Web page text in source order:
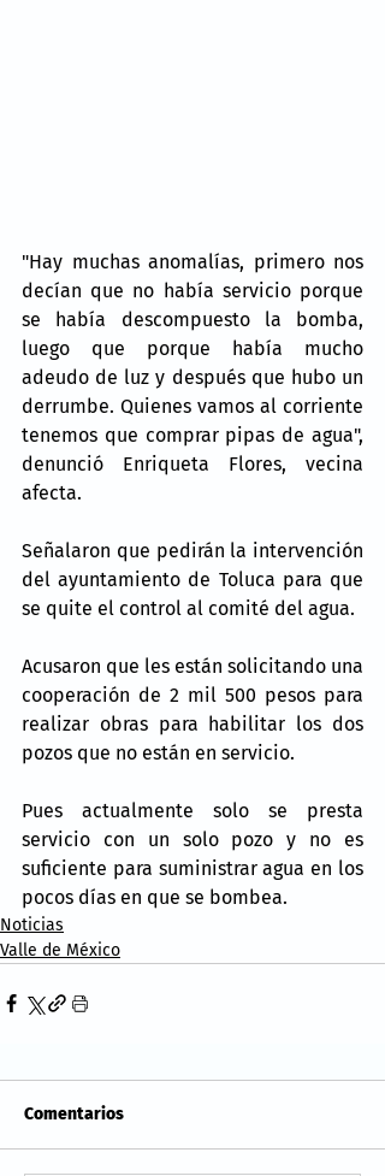
"Hay muchas anomalías, primero nos
decían que no había servicio porque
se había descompuesto la bomba,
luego que porque había mucho
adeudo de luz y después que hubo un
derrumbe. Quienes vamos al corriente
tenemos que comprar pipas de agua",
denunció Enriqueta Flores, vecina
afecta.
Señalaron que pedirán la intervención
del ayuntamiento de Toluca para que
se quite el control al comité del agua.
Acusaron que les están solicitando una
cooperación de 2 mil 500 pesos para
realizar obras para habilitar los dos
pozos que no están en servicio.
Pues actualmente solo se presta
servicio con un solo pozo y no es
suficiente para suministrar agua en los
pocos días en que se bombea.
Noticias
Valle de México
Comentarios